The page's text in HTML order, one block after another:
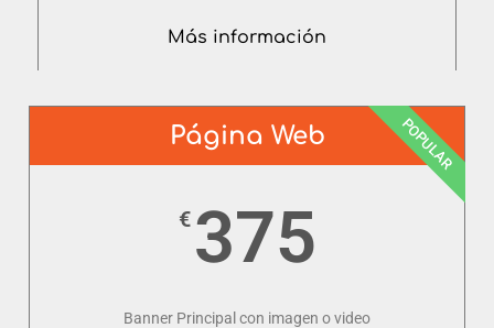
Más información
Página Web
€ 375
Banner Principal con imagen o video
POPULAR